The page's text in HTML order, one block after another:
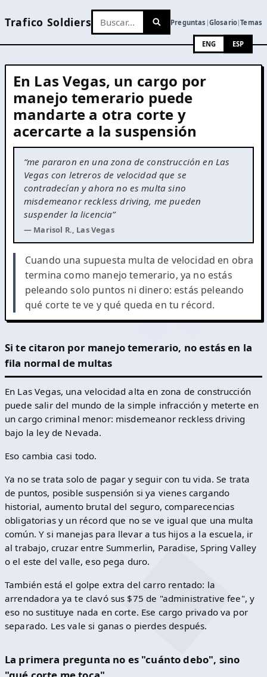
Trafico Soldiers Preguntas |Glosario|Temas
ENG ESP
En Las Vegas, un cargo por
manejo temerario puede
mandarte a otra corte y
acercarte a la suspensión
“me pararon en una zona de construcción en Las
Vegas con letreros de velocidad que se
contradecían y ahora no es multa sino
misdemeanor reckless driving, me pueden
suspender la licencia”
— Marisol R., Las Vegas
Cuando una supuesta multa de velocidad en obra
termina como manejo temerario, ya no estás
peleando solo puntos ni dinero: estás peleando
qué corte te ve y qué queda en tu récord.
Si te citaron por manejo temerario, no estás en la
fila normal de multas
En Las Vegas, una velocidad alta en zona de construcción
puede salir del mundo de la simple infracción y meterte en
un cargo criminal menor: misdemeanor reckless driving
bajo la ley de Nevada.
Eso cambia casi todo.
Ya no se trata solo de pagar y seguir con tu vida. Se trata
de puntos, posible suspensión si ya vienes cargando
historial, aumento brutal del seguro, comparecencias
obligatorias y un récord que no se ve igual que una multa
común. Y si manejas para llevar a tus hijos a la escuela, ir
al trabajo, cruzar entre Summerlin, Paradise, Spring Valley
o el este del valle, eso pega duro.
También está el golpe extra del carro rentado: la
arrendadora ya te clavó sus $75 de "administrative fee", y
eso no sustituye nada en corte. Ese cargo privado va por
separado. Les vale si ganas o pierdes después.
La primera pregunta no es "cuánto debo", sino